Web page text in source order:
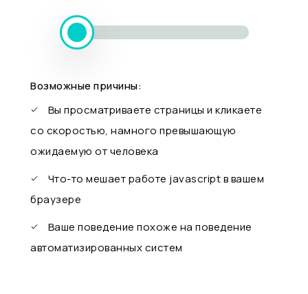
Возможные причины:
Вы просматриваете страницы и кликаете
со скоростью, намного превышающую
ожидаемую от человека
Что-то мешает работе javascript в вашем
браузере
Ваше поведение похоже на поведение
автоматизированных систем